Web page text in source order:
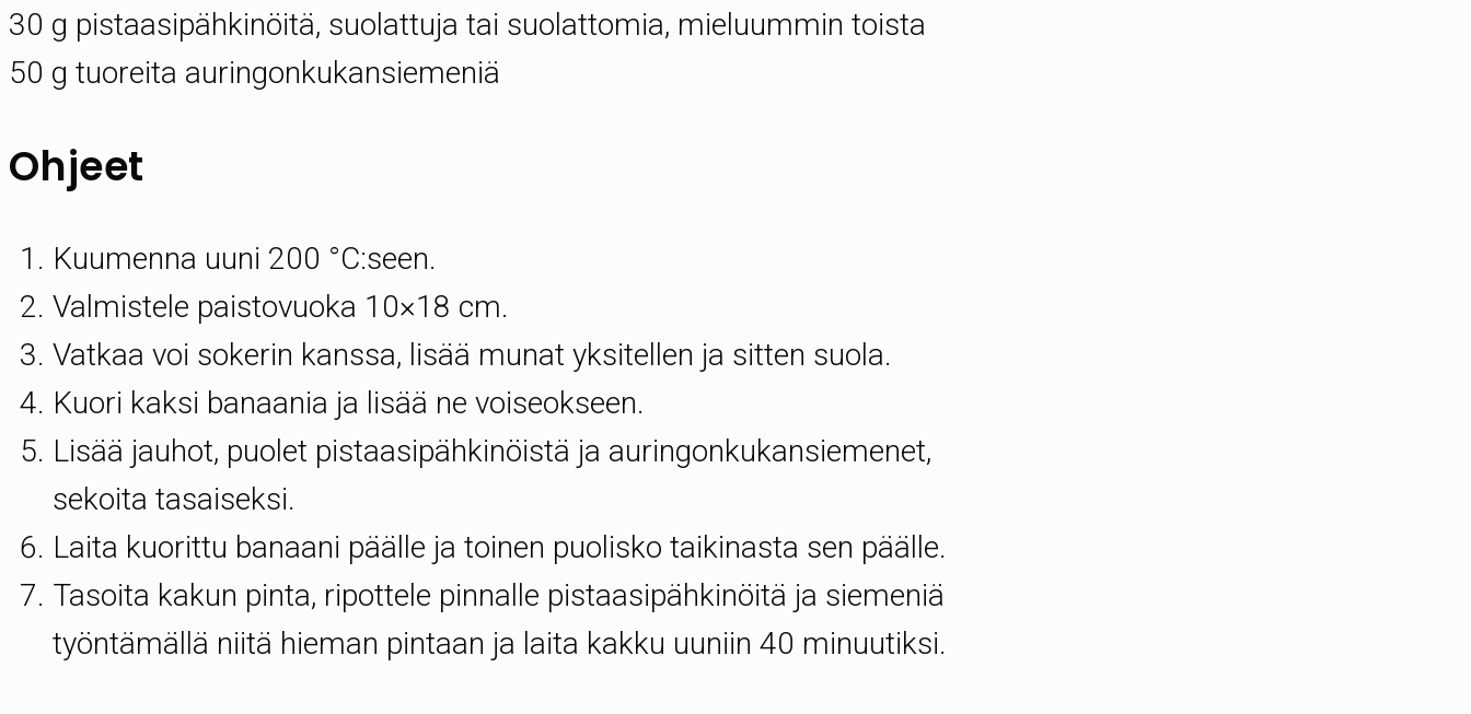
30 g pistaasipähkinöitä, suolattuja tai suolattomia, mieluummin toista
50 g tuoreita auringonkukansiemeniä
Ohjeet
Kuumenna uuni 200 °C:seen.
Valmistele paistovuoka 10×18 cm.
Vatkaa voi sokerin kanssa, lisää munat yksitellen ja sitten suola.
Kuori kaksi banaania ja lisää ne voiseokseen.
Lisää jauhot, puolet pistaasipähkinöistä ja auringonkukansiemenet,
sekoita tasaiseksi.
Laita kuorittu banaani päälle ja toinen puolisko taikinasta sen päälle.
Tasoita kakun pinta, ripottele pinnalle pistaasipähkinöitä ja siemeniä
työntämällä niitä hieman pintaan ja laita kakku uuniin 40 minuutiksi.